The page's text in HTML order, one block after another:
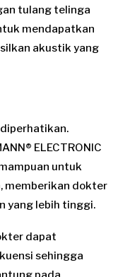
tulang telinga
mendapatkan
akustik yang
ELECTRONIC
untuk
memberikan dokter
yang lebih tinggi.
dapat
sehingga